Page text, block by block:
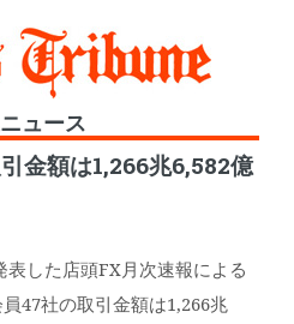
ュース
金額は1,266兆6,582億
した店頭FX月次速報による
47社の取引金額は1,266兆